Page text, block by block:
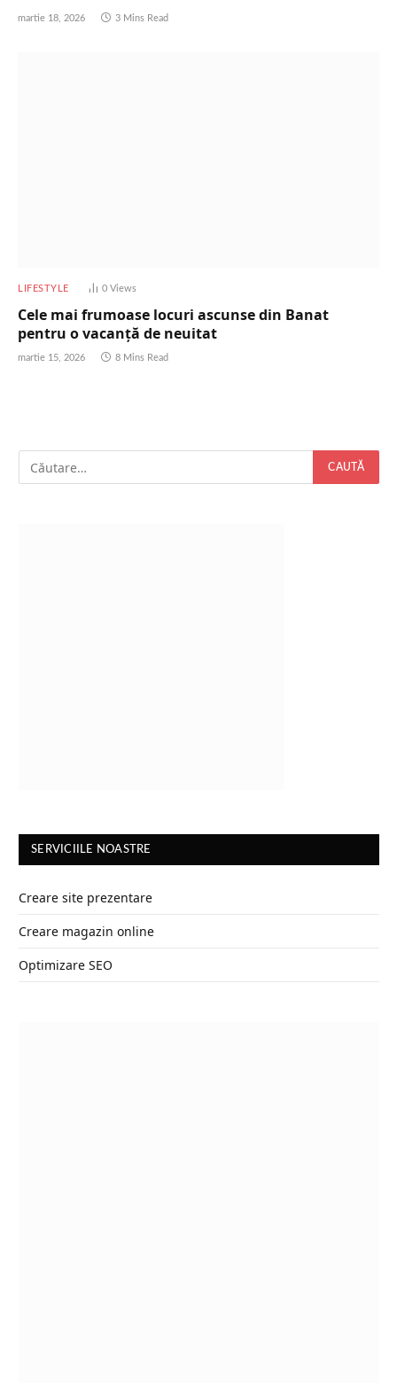
martie 18, 2026 3 Mins Read
LIFESTYLE 0 Views
Cele mai frumoase locuri ascunse din Banat
pentru o vacanță de neuitat
martie 15, 2026 8 Mins Read
SERVICIILE NOASTRE
Creare site prezentare
Creare magazin online
Optimizare SEO